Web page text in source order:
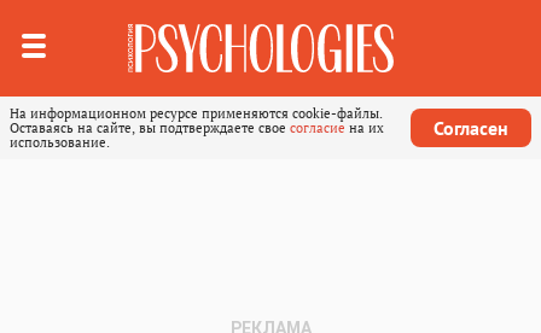
На информационном ресурсе применяются cookie-файлы.
Оставаясь на сайте, вы подтверждаете свое согласие на их
использование.
Согласен